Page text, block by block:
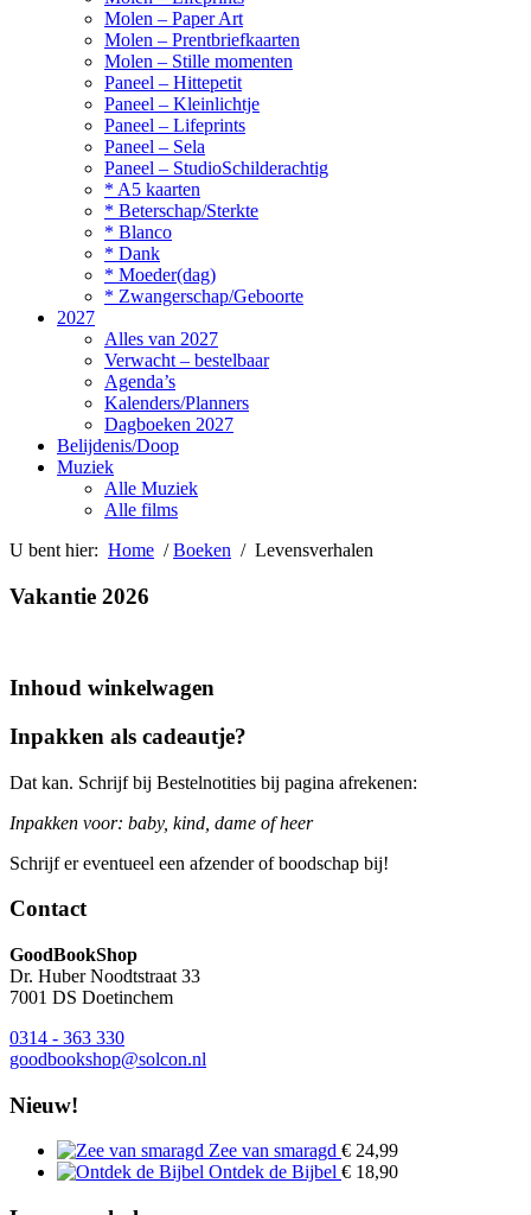
Molen – Paper Art
Molen – Prentbriefkaarten
Molen – Stille momenten
Paneel – Hittepetit
Paneel – Kleinlichtje
Paneel – Lifeprints
Paneel – Sela
Paneel – StudioSchilderachtig
* A5 kaarten
* Beterschap/Sterkte
* Blanco
* Dank
* Moeder(dag)
* Zwangerschap/Geboorte
2027
Alles van 2027
Verwacht – bestelbaar
Agenda’s
Kalenders/Planners
Dagboeken 2027
Belijdenis/Doop
Muziek
Alle Muziek
Alle films
U bent hier: Home /Boeken / Levensverhalen
Vakantie 2026
Inhoud winkelwagen
Inpakken als cadeautje?
Dat kan. Schrijf bij Bestelnotities bij pagina afrekenen:
Inpakken voor: baby, kind, dame of heer
Schrijf er eventueel een afzender of boodschap bij!
Contact
GoodBookShop
Dr. Huber Noodtstraat 33
7001 DS Doetinchem
0314 - 363 330
goodbookshop@solcon.nl
Nieuw!
Zee van smaragd € 24,99
Ontdek de Bijbel € 18,90